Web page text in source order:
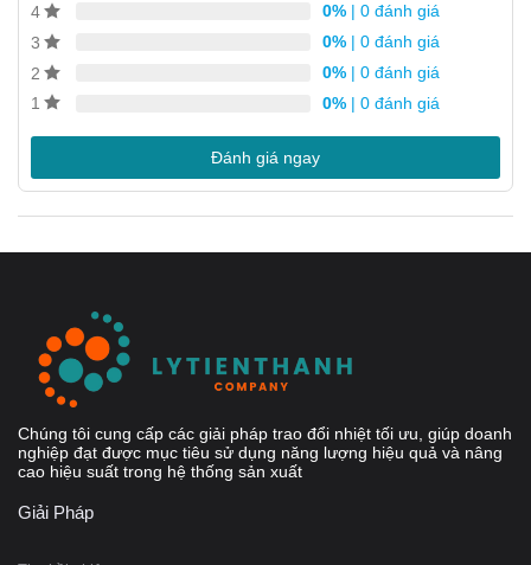
Tất cả các bộ phận đều được kiểm tra áp suất và rò rỉ
Thiết kế của CB110-20L
4
0% | 0 đánh giá
3
0% | 0 đánh giá
2
0% | 0 đánh giá
1
0% | 0 đánh giá
Đánh giá ngay
Chúng tôi cung cấp các giải pháp trao đổi nhiệt tối ưu, giúp doanh
nghiệp đạt được mục tiêu sử dụng năng lượng hiệu quả và nâng
cao hiệu suất trong hệ thống sản xuất
Giải Pháp